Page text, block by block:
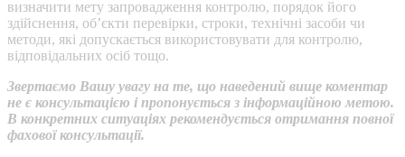
визначити мету запровадження контролю, порядок його
здійснення, об’єкти перевірки, строки, технічні засоби чи
методи, які допускається використовувати для контролю,
відповідальних осіб тощо.
Звертаємо Вашу увагу на те, що наведений вище коментар
не є консультацією і пропонується з інформаційною метою.
В конкретних ситуаціях рекомендується отримання повної
фахової консультації.